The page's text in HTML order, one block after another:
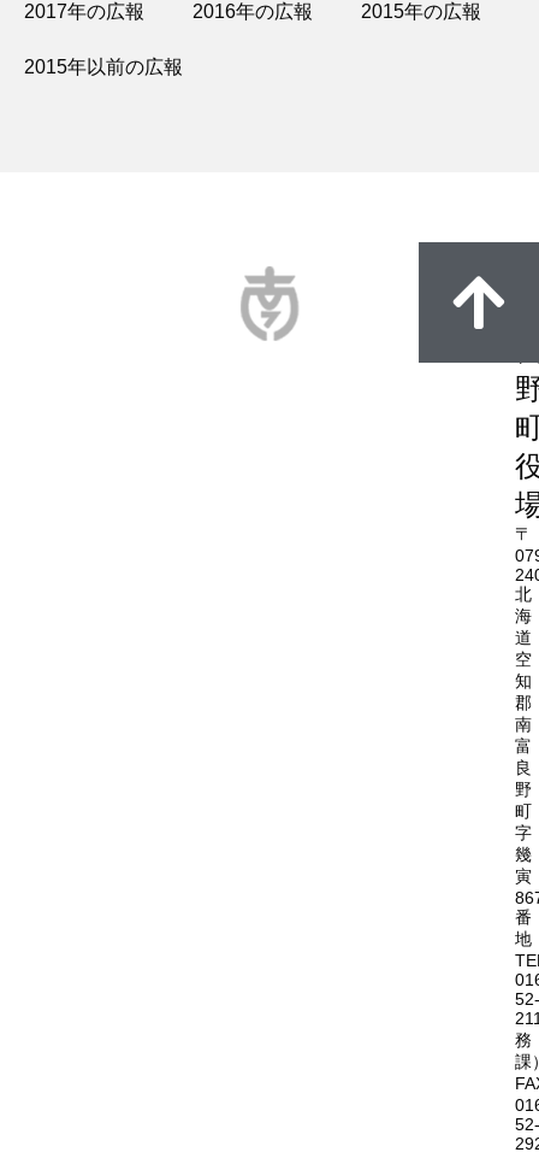
2017年の広報 2016年の広報 2015年の広報
2015年以前の広報
〒
北
海
道
空
知
郡
南
富
良
野
町
字
幾
寅
番
地
52-
務
課
52-